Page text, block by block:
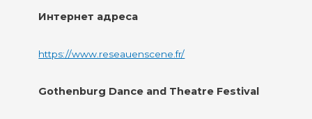
Интернет адреса
https://www.reseauenscene.fr/
Gothenburg Dance and Theatre Festival